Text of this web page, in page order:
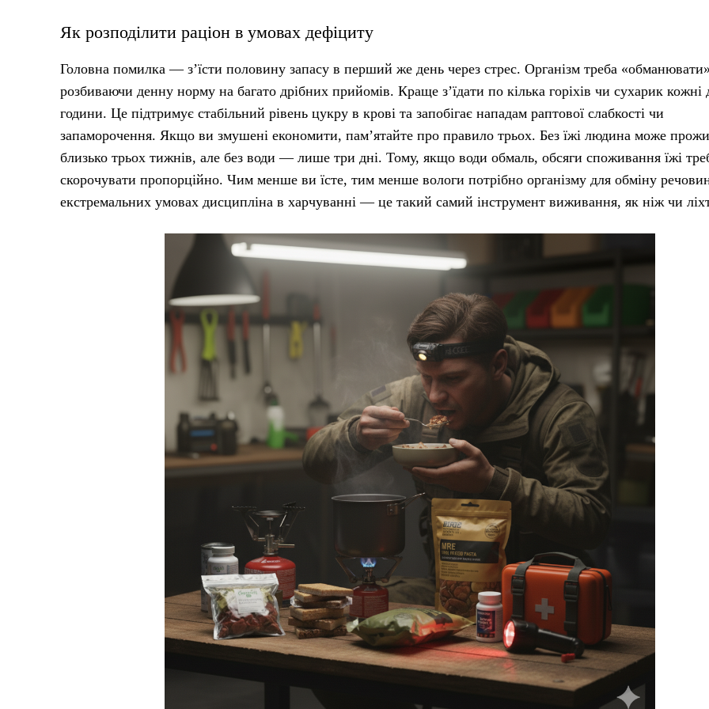
Як розподілити раціон в умовах дефіциту
Головна помилка — з’їсти половину запасу в перший же день через стрес. Організм треба
розбиваючи денну норму на багато дрібних прийомів. Краще з’їдати по кілька горіхів чи сухарик кожні
години. Це підтримує стабільний рівень цукру в крові та запобігає нападам раптової слабкості чи
запаморочення. Якщо ви змушені економити, пам’ятайте про правило трьох. Без їжі людина може
близько трьох тижнів, але без води — лише три дні. Тому, якщо води обмаль, обсяги споживання їжі
скорочувати пропорційно. Чим менше ви їсте, тим менше вологи потрібно організму для обміну
екстремальних умовах дисципліна в харчуванні — це такий самий інструмент виживання, як ніж чи